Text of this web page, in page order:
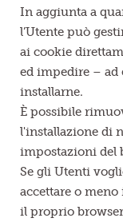
In aggiunta a
l’Utente può
ai cookie
ed impedire – ad
installarne.
È possibile
l'installazione di
impostazioni del
Se gli Utenti
accettare o
il proprio